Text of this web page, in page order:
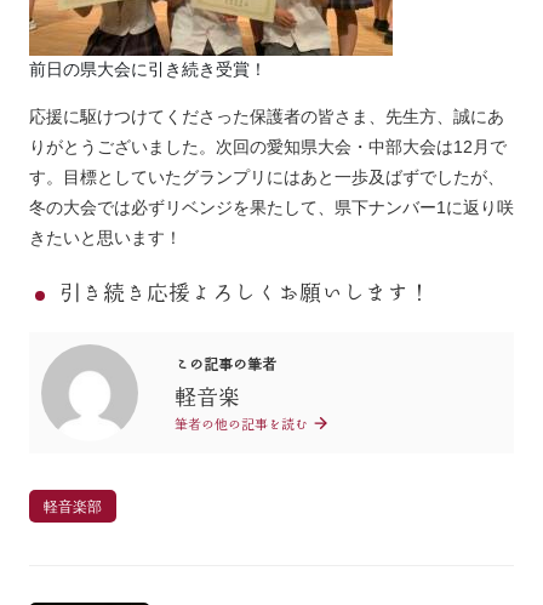
前日の県大会に引き続き受賞！
応援に駆けつけてくださった保護者の皆さま、先生方、誠にあ
りがとうございました。次回の愛知県大会・中部大会は12月で
す。目標としていたグランプリにはあと一歩及ばずでしたが、
冬の大会では必ずリベンジを果たして、県下ナンバー1に返り咲
きたいと思います！
引き続き応援よろしくお願いします！
この記事の筆者
軽音楽
筆者の他の記事を読む
軽音楽部